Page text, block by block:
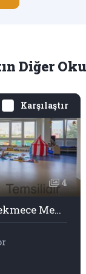
Diğer
Karşılaştır
4
İstanbul - Küçükçekmece Mehmet Akif Ersoy İlkokulu